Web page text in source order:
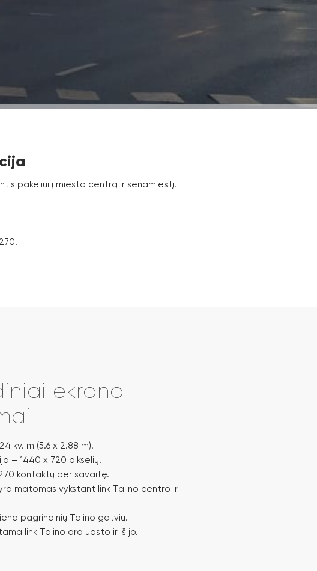
pakeliui į miesto centrą ir senamiestį.
ekrano
kv. m (5.6 x 2.88 m).
– 1440 x 720 pikselių.
kontaktų per savaitę.
matomas vykstant link Talino centro ir
pagrindinių Talino gatvių.
link Talino oro uosto ir iš jo.